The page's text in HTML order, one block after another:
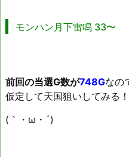
モンハン月下雷鳴 33〜
前回の当選G数が748Gなの
仮定して天国狙いしてみる！
(｀・ω・´)ゞ